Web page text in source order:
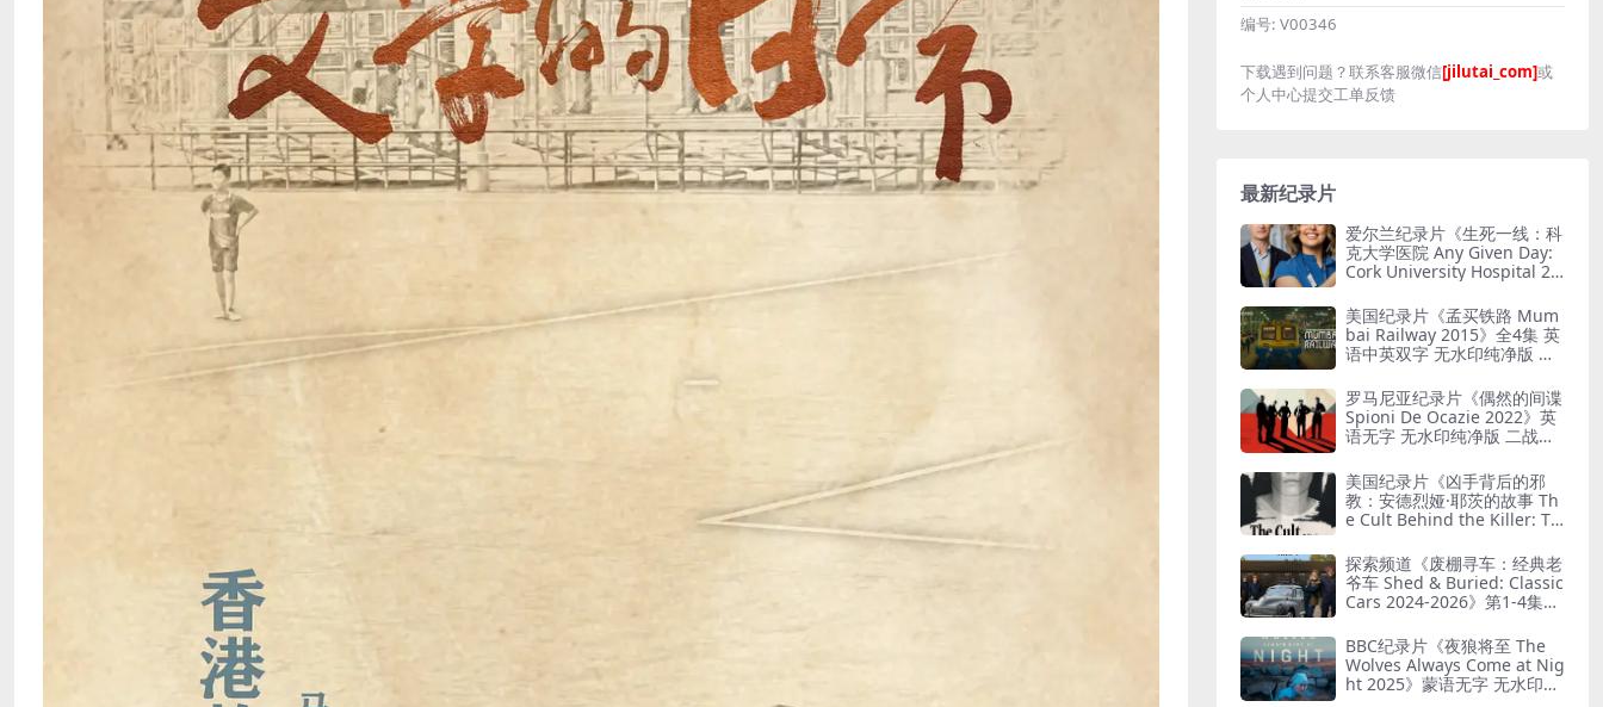
编号: V00346
下载遇到问题？联系客服微信[jilutai_com]或
个人中心提交工单反馈
最新纪录片
爱尔兰纪录片《生死一线：科
克大学医院 Any Given Day:
Cork University Hospital 20
水印纯净版 爱尔兰医院
美国纪录片《孟买铁路 Mum
bai Railway 2015》全4集 英
语中英双字 无水印纯净版 孟
罗马尼亚纪录片《偶然的间谍
Spioni De Ocazie 2022》英
语无字 无水印纯净版 二战谍
美国纪录片《凶手背后的邪
教：安德烈娅·耶茨的故事 Th
e Cult Behind the Killer: Th
6》全3集 英语中英双字 无水
印纯净版 精神控制
探索频道《废棚寻车：经典老
爷车 Shed & Buried: Classic
Cars 2024-2026》第1-4集全
净版 翻新老爷车
BBC纪录片《夜狼将至 The
Wolves Always Come at Nig
ht 2025》蒙语无字 无水印纯